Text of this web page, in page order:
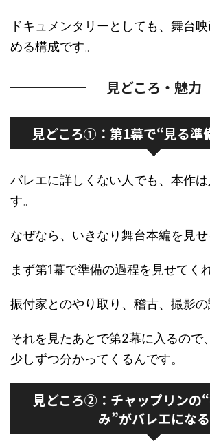
ドキュメンタリーとしても、舞台
める構成です。
見どころ・魅力
見どころ①：第1幕で“見る準
バレエに詳しくない人でも、本作
す。
なぜなら、いきなり舞台本編を見せ
まず第1幕で準備の過程を見せてく
振付家とのやり取り、稽古、撮影の
それを見たあとで第2幕に入るので
少しずつ分かってくるんです。
見どころ②：チャップリンの
み”がバレエになる